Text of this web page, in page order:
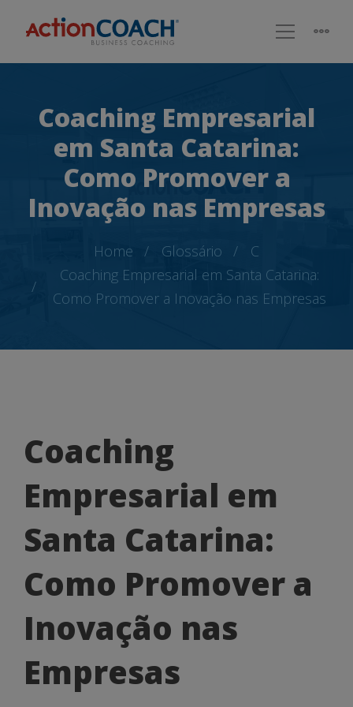
Coaching Empresarial
em Santa Catarina:
Como Promover a
Inovação nas Empresas
Home Glossário
C
Coaching Empresarial em Santa Catarina:
Como Promover a Inovação nas Empresas
Coaching
Empresarial
em
Santa
Catarina:
Como
Promover
a
Inovação
Coaching
Empresarial em
Santa Catarina:
Como Promover a
Inovação nas
Empresas